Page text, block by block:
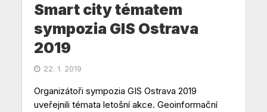
Smart city tématem
sympozia GIS Ostrava
2019
22. 1. 2019
Organizátoři sympozia GIS Ostrava 2019
uveřejnili témata letošní akce. Geoinformační